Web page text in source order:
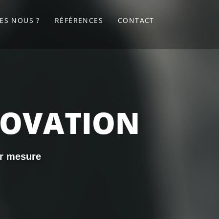
NOUS ? RÉFÉRENCES CONTACT
mesure